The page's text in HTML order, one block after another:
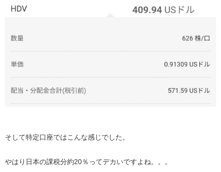
そして特定口座ではこんな感じでした。
やはり日本の課税分約20％ってデカいですよね。。。